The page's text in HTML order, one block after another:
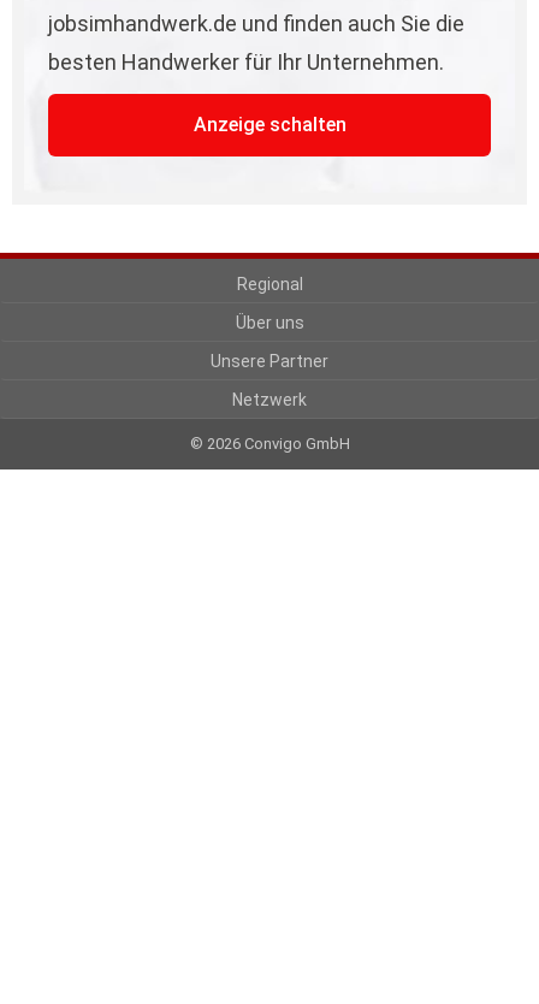
jobsimhandwerk.de und finden auch Sie die
besten Handwerker für Ihr Unternehmen.
Anzeige schalten
Regional
Über uns
Unsere Partner
Netzwerk
© 2026 Convigo GmbH